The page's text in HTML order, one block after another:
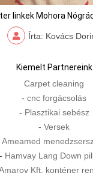
linkek Mohora
Írta: Kovács
Kiemelt Partnereink
Carpet cleaning
- cnc forgácsolás
- Plasztikai sebész
- Versek
Ameamed
- Hamvay Lang Down
Kft. konténer